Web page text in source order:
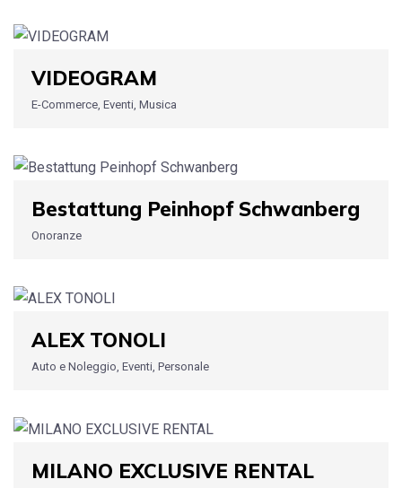
VIDEOGRAM
E-Commerce, Eventi, Musica
Bestattung Peinhopf Schwanberg
Onoranze
ALEX TONOLI
Auto e Noleggio, Eventi, Personale
MILANO EXCLUSIVE RENTAL